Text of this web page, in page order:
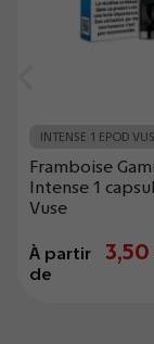
INTENSE 1 EPOD
Framboise
Intense 1
Vuse
À partir
de
3,50